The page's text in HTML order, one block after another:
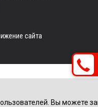
сайта
Вы можете